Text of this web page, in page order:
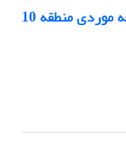
تحلیل فضایی زیست‌پذیری محلات شهری (مطالعه موردی منطقه 10